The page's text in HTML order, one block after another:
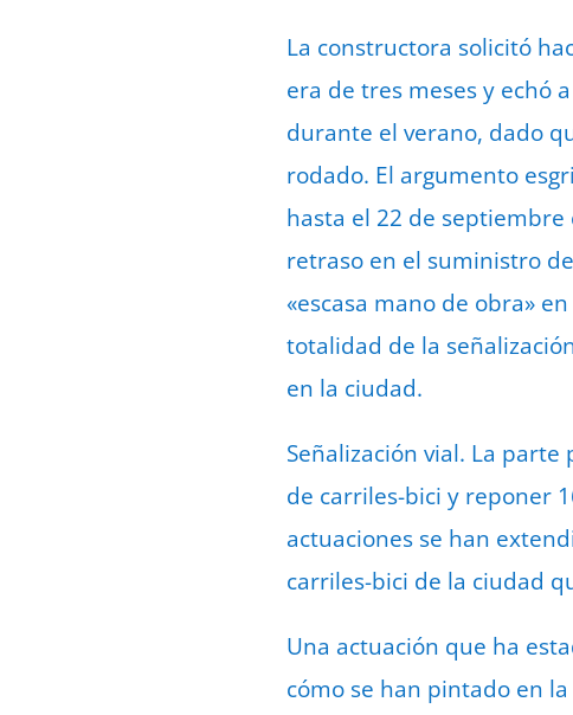
La constructora solicitó
era de tres meses y echó
durante el verano, dado
rodado. El argumento
hasta el 22 de
retraso en el suministro
«escasa mano de obra»
totalidad de la
en la ciudad.
Señalización vial. La
de carriles-bici y reponer
actuaciones se han
carriles-bici de la ciudad
Una actuación que ha
cómo se han pintado en